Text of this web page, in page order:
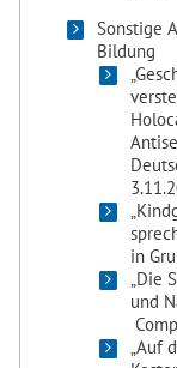
Sonstige
Bildung
in
„Die
und
„Auf